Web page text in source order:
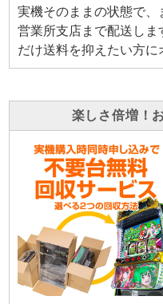
実機そのままの状態で
営業所支店まで配送し
だけ送料を抑えたい方に
楽しさ倍増！